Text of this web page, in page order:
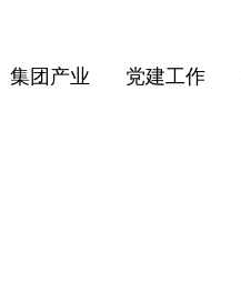
集团产业 党建工作